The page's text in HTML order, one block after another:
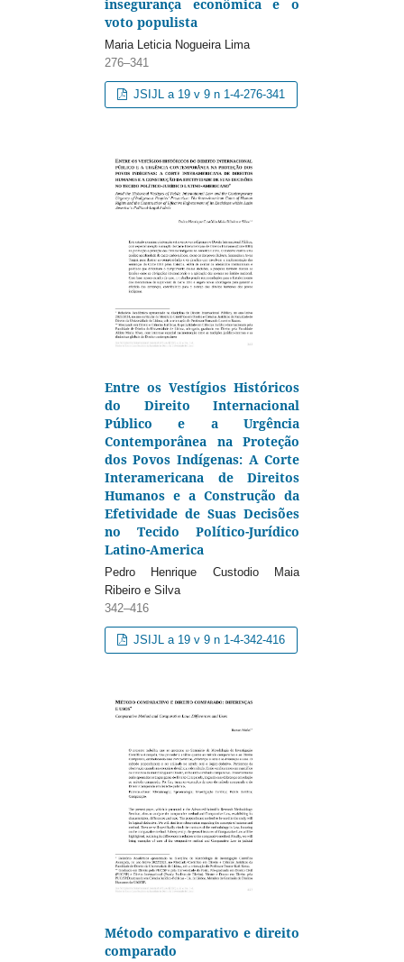
insegurança econômica e o
voto populista
Maria Leticia Nogueira Lima
276–341
JSIJL a 19 v 9 n 1-4-276-341
Entre os Vestígios Históricos
do Direito Internacional
Público e a Urgência
Contemporânea na Proteção
dos Povos Indígenas: A Corte
Interamericana de Direitos
Humanos e a Construção da
Efetividade de Suas Decisões
no Tecido Político-Jurídico
Latino-America
Pedro Henrique Custodio Maia
Ribeiro e Silva
342–416
JSIJL a 19 v 9 n 1-4-342-416
Método comparativo e direito
comparado